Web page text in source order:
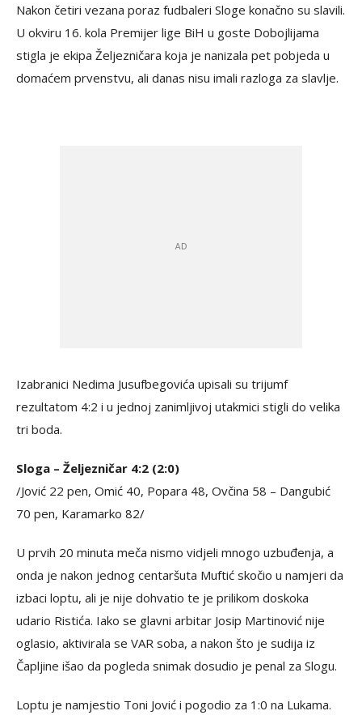
Nakon četiri vezana poraz fudbaleri Sloge konačno su slavili.
U okviru 16. kola Premijer lige BiH u goste Dobojlijama
stigla je ekipa Željezničara koja je nanizala pet pobjeda u
domaćem prvenstvu, ali danas nisu imali razloga za slavlje.
Izabranici Nedima Jusufbegovića upisali su trijumf
rezultatom 4:2 i u jednoj zanimljivoj utakmici stigli do velika
tri boda.
Sloga – Željezničar 4:2 (2:0)
/Jović 22 pen, Omić 40, Popara 48, Ovčina 58 – Dangubić
70 pen, Karamarko 82/
U prvih 20 minuta meča nismo vidjeli mnogo uzbuđenja, a
onda je nakon jednog centaršuta Muftić skočio u namjeri da
izbaci loptu, ali je nije dohvatio te je prilikom doskoka
udario Ristića. Iako se glavni arbitar Josip Martinović nije
oglasio, aktivirala se VAR soba, a nakon što je sudija iz
Čapljine išao da pogleda snimak dosudio je penal za Slogu.
Loptu je namjestio Toni Jović i pogodio za 1:0 na Lukama.